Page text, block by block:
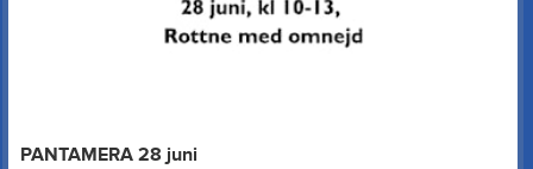
PANTAMERA 28 juni